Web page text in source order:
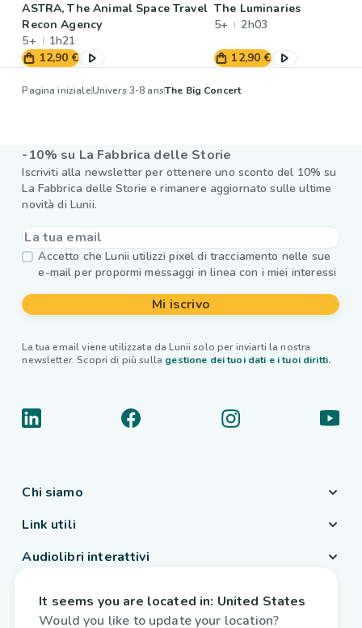
ASTRA, The Animal Space Travel
Recon Agency
5+
1h21
12,90 €
The Luminaries
5+
2h03
12,90 €
Pagina inizialeUnivers 3-8 ansThe Big Concert
-10% su La Fabbrica delle Storie
Iscriviti alla newsletter per ottenere uno sconto del 10% su
La Fabbrica delle Storie e rimanere aggiornato sulle ultime
novità di Lunii.
Accetto che Lunii utilizzi pixel di tracciamento nelle sue
e-mail per propormi messaggi in linea con i miei interessi
Mi iscrivo
La tua email viene utilizzata da Lunii solo per inviarti la nostra
newsletter. Scopri di più sulla gestione dei tuoi dati e i tuoi diritti.
Chi siamo
Link utili
Audiolibri interattivi
Italia / Italiano
It seems you are located in: United States
Would you like to update your location?